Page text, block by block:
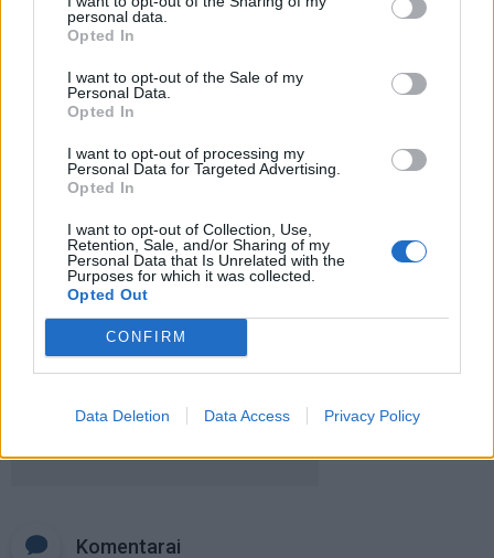
personal data.
Opted In
I want to opt-out of the Sale of my
Personal Data.
Opted In
I want to opt-out of processing my
Personal Data for Targeted Advertising.
Opted In
I want to opt-out of Collection, Use,
Retention, Sale, and/or Sharing of my
Personal Data that Is Unrelated with the
Purposes for which it was collected.
Opted Out
CONFIRM
Data Deletion Data Access Privacy Policy
ženklų: gali būti lengviau nutraukti
naktį: tamsą nušvietė pastatą
Plaukai mažiau riebaluosis: į
šampūną tereikia įberti vieną
Komentarai